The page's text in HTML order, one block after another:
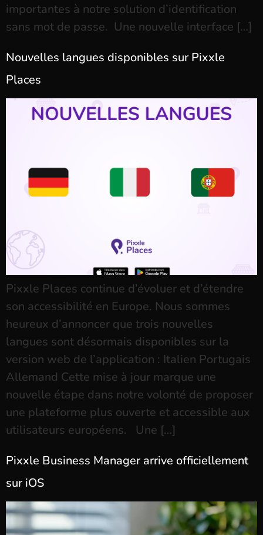
importantes à notre solution d’identification
sans mot de passe. Une nouvelle interface […]
Nouvelles langues disponibles sur Pixxle
Places
Pixxle Places continue d’évoluer et d’étendre
son accessibilité en Europe. Nous sommes
heureux d’annoncer que trois nouvelles
langues sont désormais disponibles sur la
version web de l’application : Italien Portugais
Allemand Cette mise à jour marque une
nouvelle étape dans notre volonté de proposer
une plateforme plus ouverte et accessible aux
utilisateurs européens. Une […]
Pixxle Business Manager arrive officiellement
sur iOS